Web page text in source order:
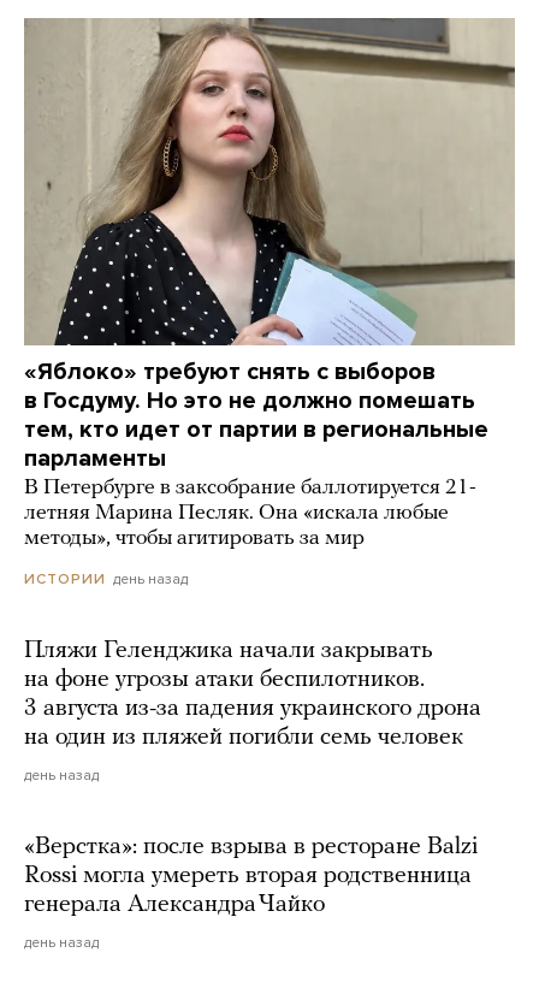
«Яблоко» требуют снять с выборов
в Госдуму. Но это не должно помешать
тем, кто идет от партии в региональные
парламенты
В Петербурге в заксобрание баллотируется 21-
летняя Марина Песляк. Она «искала любые
методы», чтобы агитировать за мир
ИСТОРИИ день назад
Пляжи Геленджика начали закрывать
на фоне угрозы атаки беспилотников.
3 августа из-за падения украинского дрона
на один из пляжей погибли семь человек
день назад
«Верстка»: после взрыва в ресторане Balzi
Rossi могла умереть вторая родственница
генерала Александра Чайко
день назад